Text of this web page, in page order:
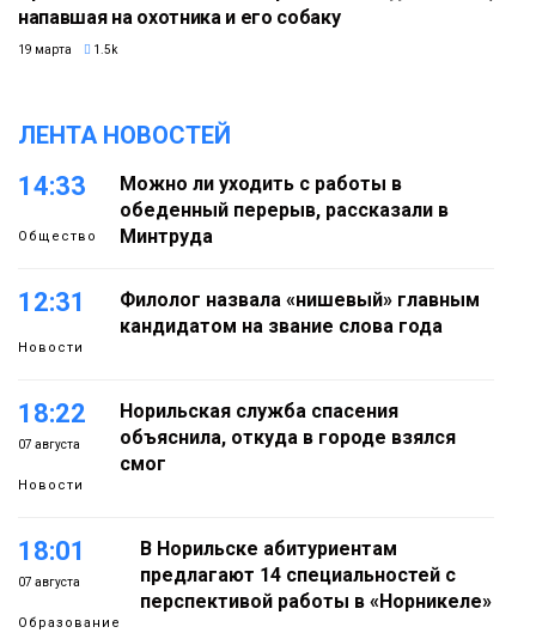
напавшая на охотника и его собаку
19 марта 1.5k
ЛЕНТА НОВОСТЕЙ
14:33
Общество
Можно ли уходить с работы в
обеденный перерыв, рассказали в
Минтруда
12:31
Новости
Филолог назвала «нишевый» главным
кандидатом на звание слова года
18:22
07 августа
Новости
Норильская служба спасения
объяснила, откуда в городе взялся
смог
18:01
07 августа
Образование
В Норильске абитуриентам
предлагают 14 специальностей с
перспективой работы в «Норникеле»